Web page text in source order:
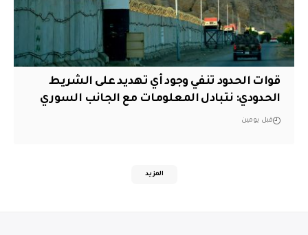
قوات الحدود تنفي وجود أي تهديد على الشريط
الحدودي: نتبادل المعلومات مع الجانب السوري
قبل يومين
المزيد